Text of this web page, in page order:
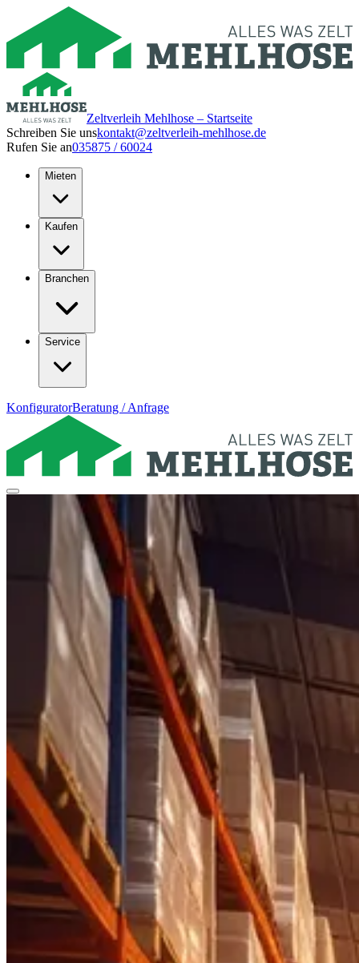
Zeltverleih Mehlhose – Startseite
Schreiben Sie unskontakt@zeltverleih-mehlhose.de
Rufen Sie an035875 / 60024
Mieten
Kaufen
Branchen
Service
KonfiguratorBeratung / Anfrage